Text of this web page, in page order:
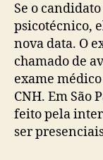
Se o
psicotécnico,
nova data. O
chamado de
exame
CNH. Em São
feito pela
ser